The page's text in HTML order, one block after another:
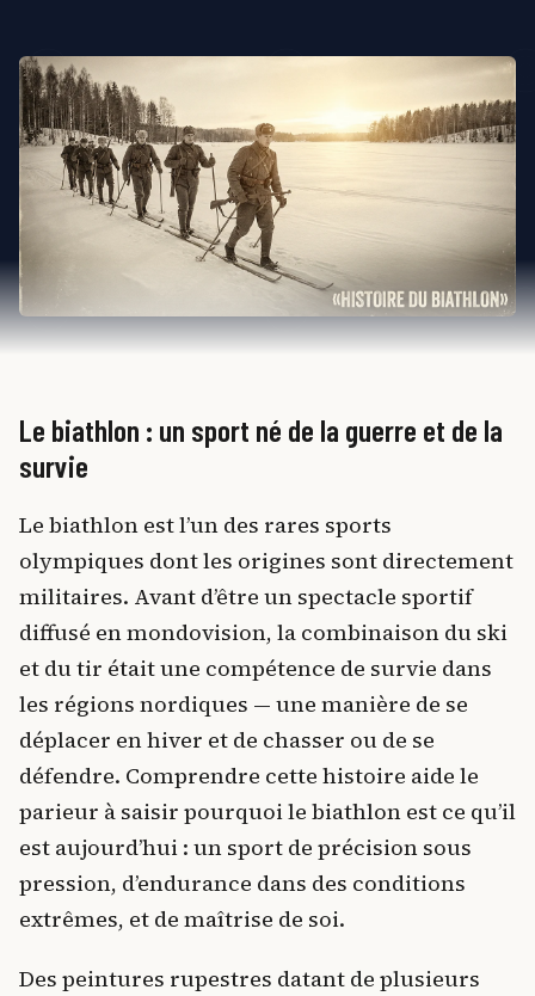
Le biathlon : un sport né de la guerre et de la
survie
Le biathlon est l’un des rares sports
olympiques dont les origines sont directement
militaires. Avant d’être un spectacle sportif
diffusé en mondovision, la combinaison du ski
et du tir était une compétence de survie dans
les régions nordiques — une manière de se
déplacer en hiver et de chasser ou de se
défendre. Comprendre cette histoire aide le
parieur à saisir pourquoi le biathlon est ce qu’il
est aujourd’hui : un sport de précision sous
pression, d’endurance dans des conditions
extrêmes, et de maîtrise de soi.
Des peintures rupestres datant de plusieurs